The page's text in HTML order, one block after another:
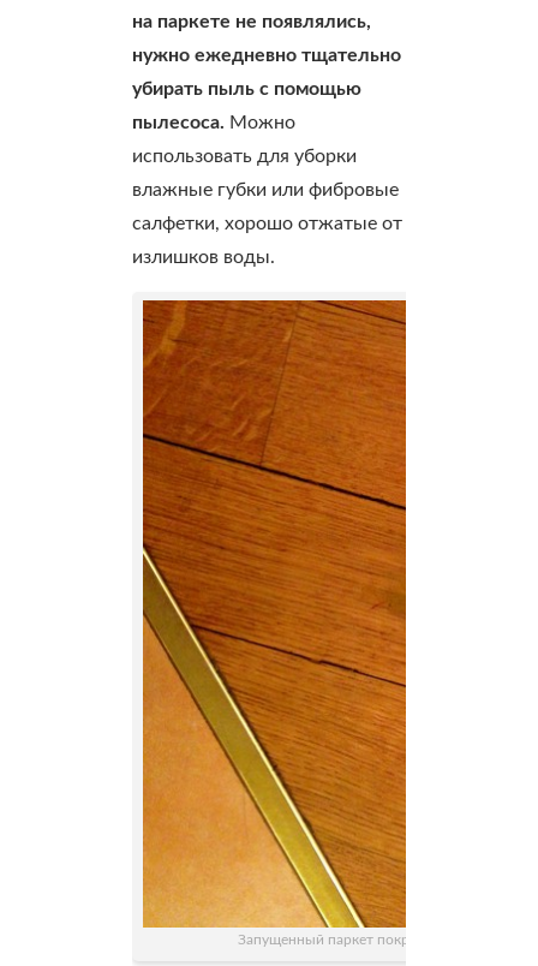
на паркете не появлялись,
нужно ежедневно тщательно
убирать пыль с помощью
пылесоса. Можно
использовать для уборки
влажные губки или фибровые
салфетки, хорошо отжатые от
излишков воды.
Запущенный паркет покрывается серыми